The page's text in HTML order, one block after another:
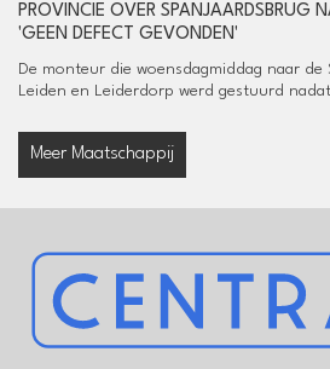
PROVINCIE OVER SPANJAARDSBRUG
'GEEN DEFECT GEVONDEN'
De monteur die woensdagmiddag naar de
Leiden en Leiderdorp werd gestuurd
Meer Maatschappij